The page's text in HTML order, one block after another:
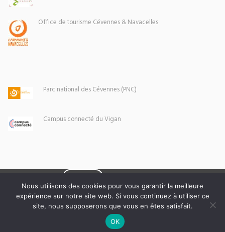
Office de tourisme Cévennes & Navacelles
Parc national des Cévennes (PNC)
Campus connecté du Vigan
Mentions légales
Nous utilisons des cookies pour vous garantir la meilleure
expérience sur notre site web. Si vous continuez à utiliser ce
site, nous supposerons que vous en êtes satisfait.
OK